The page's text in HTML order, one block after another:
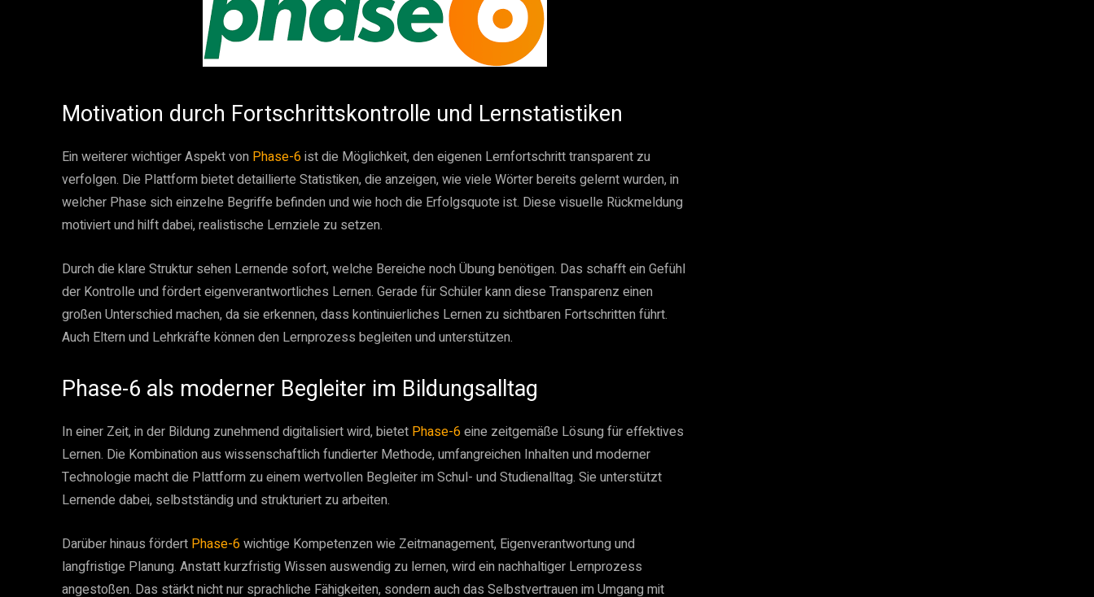
Motivation durch Fortschrittskontrolle und Lernstatistiken
Ein weiterer wichtiger Aspekt von Phase-6ist die Möglichkeit, den eigenen Lernfortschritt transparent zu
verfolgen. Die Plattform bietet detaillierte Statistiken, die anzeigen, wie viele Wörter bereits gelernt wurden, in
welcher Phase sich einzelne Begriffe befinden und wie hoch die Erfolgsquote ist. Diese visuelle Rückmeldung
motiviert und hilft dabei, realistische Lernziele zu setzen.
Durch die klare Struktur sehen Lernende sofort, welche Bereiche noch Übung benötigen. Das schafft ein Gefühl
der Kontrolle und fördert eigenverantwortliches Lernen. Gerade für Schüler kann diese Transparenz einen
großen Unterschied machen, da sie erkennen, dass kontinuierliches Lernen zu sichtbaren Fortschritten führt.
Auch Eltern und Lehrkräfte können den Lernprozess begleiten und unterstützen.
Phase-6 als moderner Begleiter im Bildungsalltag
In einer Zeit, in der Bildung zunehmend digitalisiert wird, bietet Phase-6eine zeitgemäße Lösung für effektives
Lernen. Die Kombination aus wissenschaftlich fundierter Methode, umfangreichen Inhalten und moderner
Technologie macht die Plattform zu einem wertvollen Begleiter im Schul- und Studienalltag. Sie unterstützt
Lernende dabei, selbstständig und strukturiert zu arbeiten.
Darüber hinaus fördert Phase-6wichtige Kompetenzen wie Zeitmanagement, Eigenverantwortung und
langfristige Planung. Anstatt kurzfristig Wissen auswendig zu lernen, wird ein nachhaltiger Lernprozess
angestoßen. Das stärkt nicht nur sprachliche Fähigkeiten, sondern auch das Selbstvertrauen im Umgang mit